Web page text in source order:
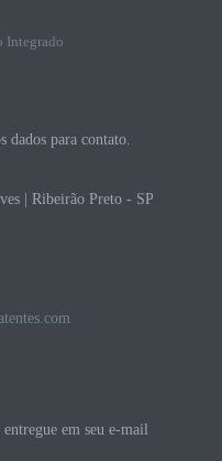
Integrado
dados para contato.
| Ribeirão Preto - SP
em seu e-mail